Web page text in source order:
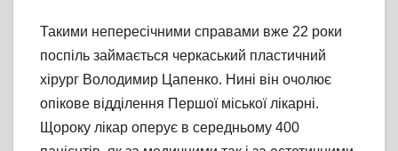
Такими непересічними справами вже 22 роки
поспіль займається черкаський пластичний
хірург Володимир Цапенко. Нині він очолює
опікове відділення Першої міської лікарні.
Щороку лікар оперує в середньому 400